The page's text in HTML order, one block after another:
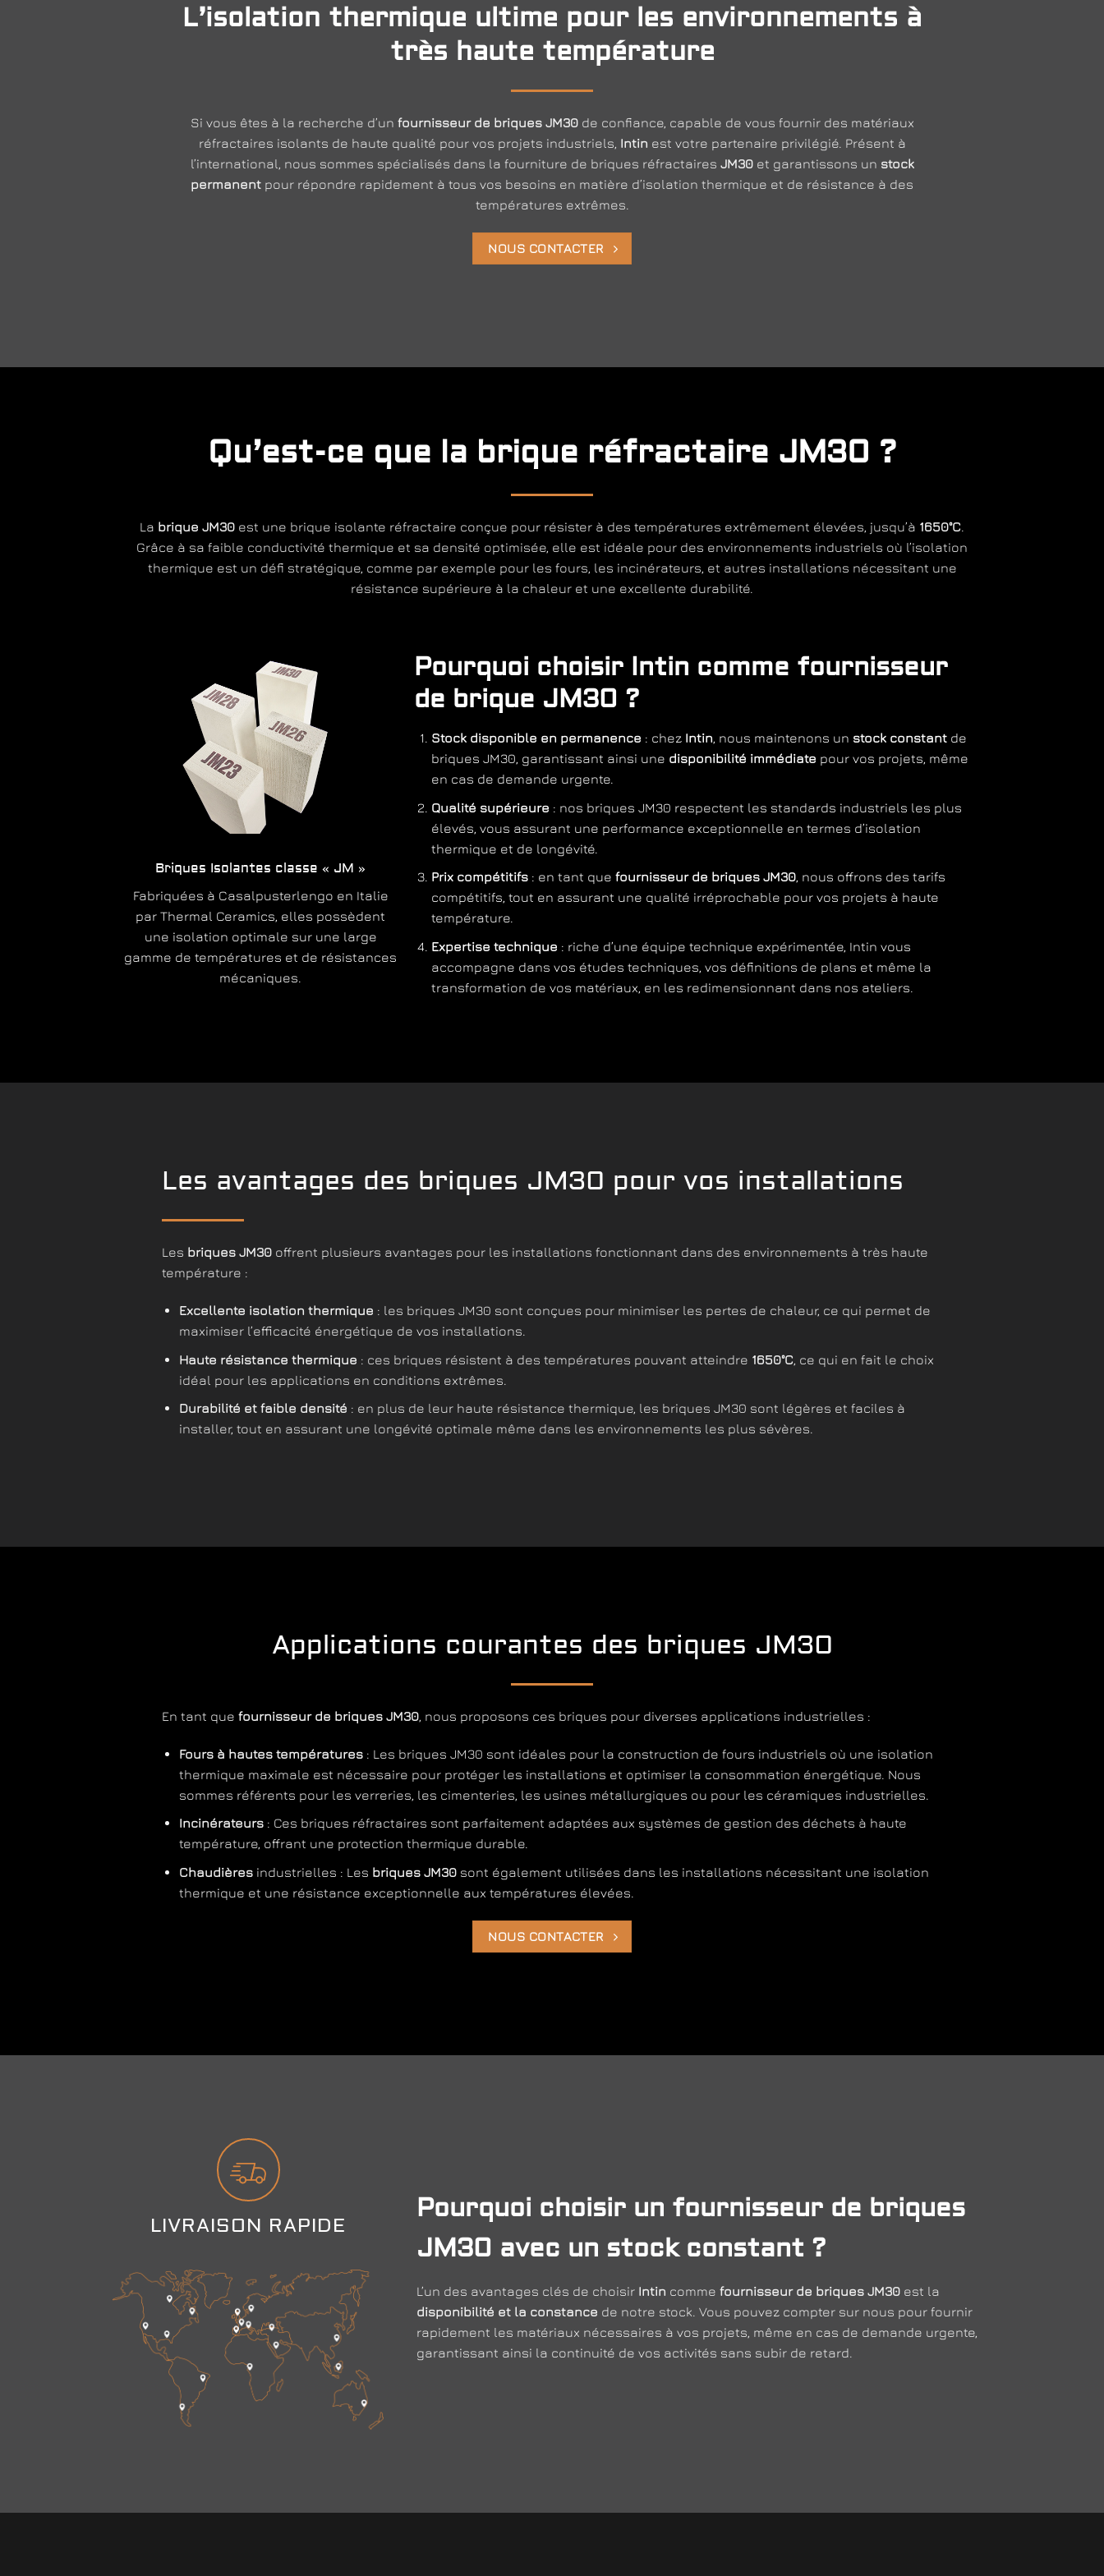
L’isolation thermique ultime pour les environnements à
très haute température
Si vous êtes à la recherche d’un fournisseur de briques JM30de confiance, capable de vous fournir des matériaux
réfractaires isolants de haute qualité pour vos projets industriels, Intin est votre partenaire privilégié. Présent à
l’international, nous sommes spécialisés dans la fourniture de briques réfractaires JM30et garantissons un stock
permanent pour répondre rapidement à tous vos besoins en matière d’isolation thermique et de résistance à des
températures extrêmes.
NOUS CONTACTER
Qu’est-ce que la brique réfractaire JM30 ?
La brique JM30 est une brique isolante réfractaire conçue pour résister à des températures extrêmement élevées, jusqu’à 1650°C.
Grâce à sa faible conductivité thermique et sa densité optimisée, elle est idéale pour des environnements industriels où l’isolation
thermique est un défi stratégique, comme par exemple pour les fours, les incinérateurs, et autres installations nécessitant une
résistance supérieure à la chaleur et une excellente durabilité.
Briques Isolantes classe « JM »
Fabriquées à Casalpusterlengo en Italie
par Thermal Ceramics, elles possèdent
une isolation optimale sur une large
gamme de températures et de résistances
mécaniques.
Pourquoi choisir Intin comme fournisseur
de brique JM30 ?
Stock disponible en permanence : chez Intin, nous maintenons un stock constant de
briques JM30, garantissant ainsi une disponibilité immédiate pour vos projets, même
en cas de demande urgente.
Qualité supérieure : nos briques JM30 respectent les standards industriels les plus
élevés, vous assurant une performance exceptionnelle en termes d’isolation
thermique et de longévité.
Prix compétitifs : en tant quefournisseur de briques JM30, nous offrons des tarifs
compétitifs, tout en assurant une qualité irréprochable pour vos projets à haute
température.
Expertise technique : riche d’une équipe technique expérimentée, Intin vous
accompagne dans vos études techniques, vos définitions de plans et même la
transformation de vos matériaux, en les redimensionnant dans nos ateliers.
Les avantages des briques JM30 pour vos installations
Les briques JM30 offrent plusieurs avantages pour les installations fonctionnant dans des environnements à très haute
température :
Excellente isolation thermique : les briques JM30 sont conçues pour minimiser les pertes de chaleur, ce qui permet de
maximiser l’efficacité énergétique de vos installations.
Haute résistance thermique : ces briques résistent à des températures pouvant atteindre 1650°C, ce qui en fait le choix
idéal pour les applications en conditions extrêmes.
Durabilité et faible densité : en plus de leur haute résistance thermique, les briques JM30 sont légères et faciles à
installer, tout en assurant une longévité optimale même dans les environnements les plus sévères.
Applications courantes des briques JM30
En tant que fournisseur de briques JM30, nous proposons ces briques pour diverses applications industrielles :
Fours à hautes températures: Les briques JM30 sont idéales pour la construction de fours industriels où une isolation
thermique maximale est nécessaire pour protéger les installations et optimiser la consommation énergétique. Nous
sommes référents pour les verreries, les cimenteries, les usines métallurgiques ou pour les céramiques industrielles.
Incinérateurs: Ces briques réfractaires sont parfaitement adaptées aux systèmes de gestion des déchets à haute
température, offrant une protection thermique durable.
Chaudièresindustrielles : Les briques JM30sont également utilisées dans les installations nécessitant une isolation
thermique et une résistance exceptionnelle aux températures élevées.
NOUS CONTACTER
LIVRAISON RAPIDE
Pourquoi choisir un fournisseur de briques
JM30 avec un stock constant ?
L’un des avantages clés de choisir Intin comme fournisseur de briques JM30 est la
disponibilité et la constance de notre stock. Vous pouvez compter sur nous pour fournir
rapidement les matériaux nécessaires à vos projets, même en cas de demande urgente,
garantissant ainsi la continuité de vos activités sans subir de retard.